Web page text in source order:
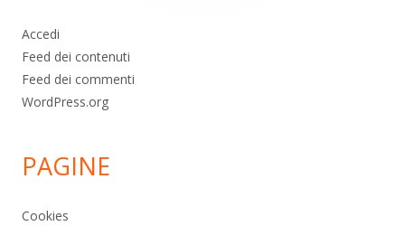
Accedi
Feed dei contenuti
Feed dei commenti
WordPress.org
PAGINE
Cookies